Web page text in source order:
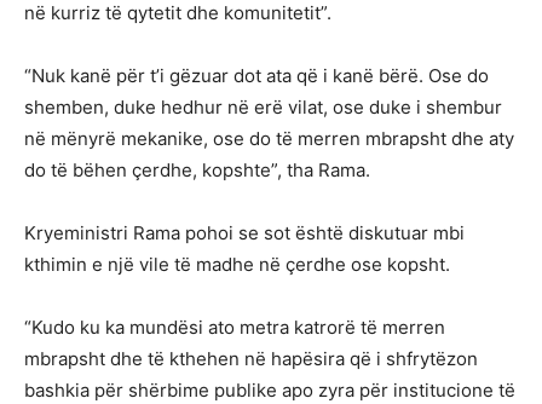
në kurriz të qytetit dhe komunitetit”.
“Nuk kanë për t’i gëzuar dot ata që i kanë bërë. Ose do
shemben, duke hedhur në erë vilat, ose duke i shembur
në mënyrë mekanike, ose do të merren mbrapsht dhe aty
do të bëhen çerdhe, kopshte”, tha Rama.
Kryeministri Rama pohoi se sot është diskutuar mbi
kthimin e një vile të madhe në çerdhe ose kopsht.
“Kudo ku ka mundësi ato metra katrorë të merren
mbrapsht dhe të kthehen në hapësira që i shfrytëzon
bashkia për shërbime publike apo zyra për institucione të